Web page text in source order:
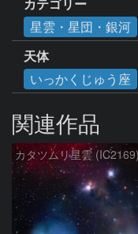
星雲・星団・銀河
天体
いっかくじゅう座
関連作品
カタツムリ星雲